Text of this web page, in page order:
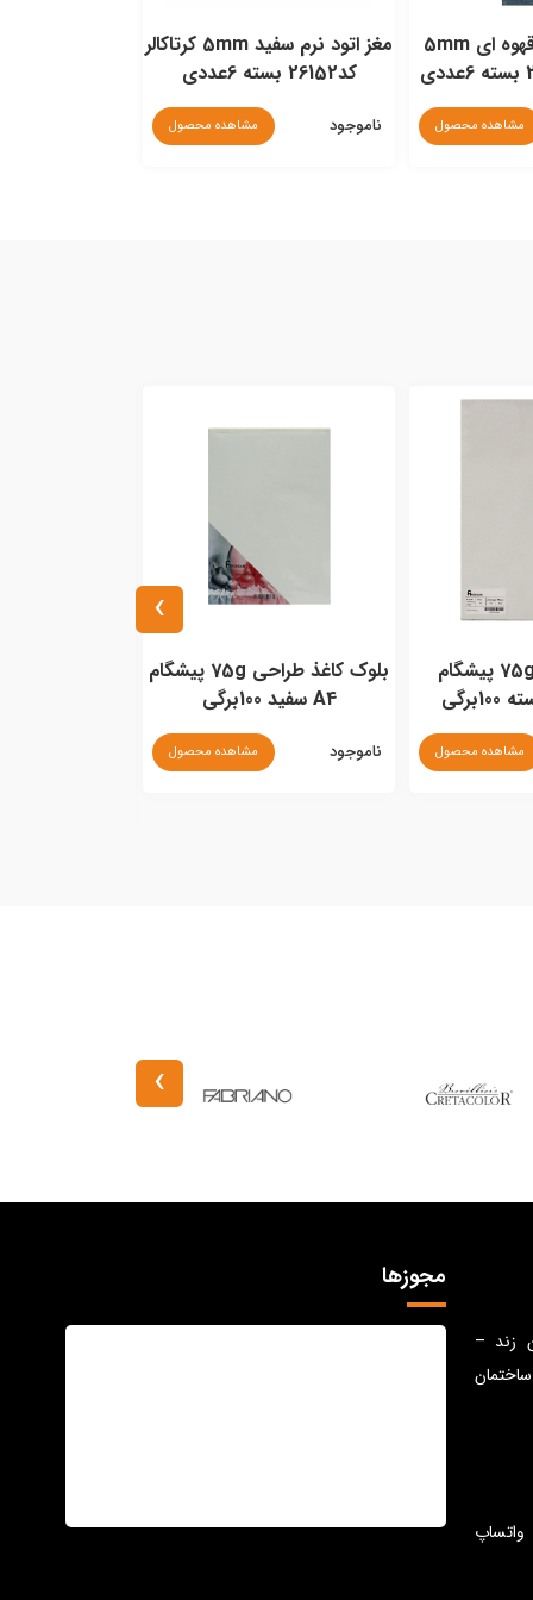
مغز اتود طیف قهوه ای 5mm
مشاهده محصول
مغز اتود نرم سفید 5mm کرتاکالر
کد26152 بسته 6عددی
ناموجود مشاهده محصول
کاغذ طراحی 75g پیشگام
مشاهده محصول
بلوک کاغذ طراحی 75g پیشگام
A4 سفید 100برگی
ناموجود مشاهده محصول
›
›
زند –
مجوزها